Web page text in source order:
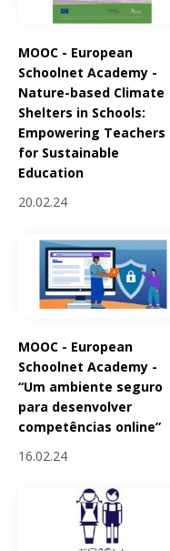
MOOC - European
Schoolnet Academy -
Nature-based Climate
Shelters in Schools:
Empowering Teachers
for Sustainable
Education
20.02.24
MOOC - European
Schoolnet Academy -
“Um ambiente seguro
para desenvolver
competências online”
16.02.24